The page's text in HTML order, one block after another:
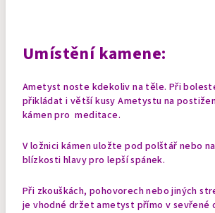
Umístění kamene:
Ametyst noste kdekoliv na těle. Při
přikládat i větší kusy Ametystu na
kámen pro meditace.
V ložnici kámen uložte pod polštář nebo
blízkosti hlavy pro lepší spánek.
Při zkouškách, pohovorech nebo jiných
je vhodné držet ametyst přímo v sevřené